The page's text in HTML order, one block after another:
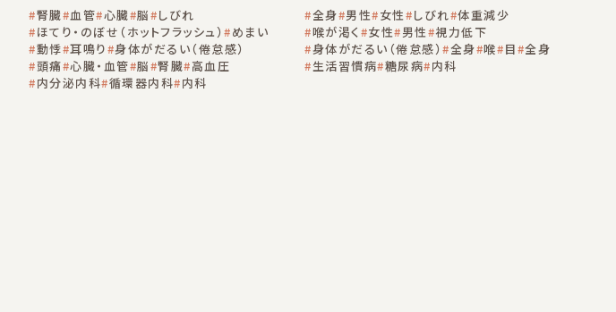
腎臓 血管 心臓 脳
しびれ
ほてり・のぼせ（ホットフラッシュ）
めまい
動悸 耳鳴り 身体がだるい（倦怠感）
頭痛 心臓・血管 脳 腎臓 高血圧
内分泌内科 循環器内科 内科
全身 男性 女性 しびれ 体重減少
喉が渇く
女性 男性 視力低下
身体がだるい（倦怠感）
全身 喉 目 全身
生活習慣病 糖尿病 内科